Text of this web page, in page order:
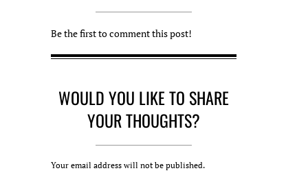
Be the first to comment this post!
WOULD YOU LIKE TO SHARE
YOUR THOUGHTS?
Your email address will not be published.